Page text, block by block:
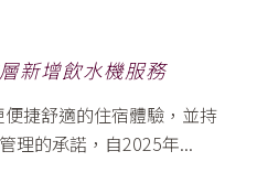
新增飲水機服務
捷舒適的住宿體驗，並持
理的承諾，自2025年...